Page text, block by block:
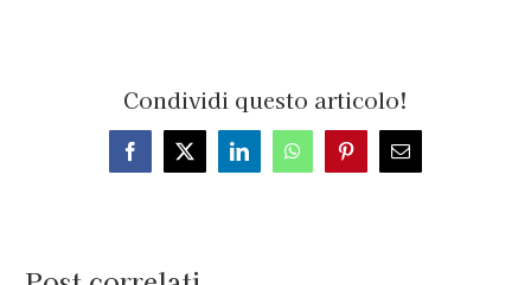
Condividi questo articolo!
Facebook
X LinkedInWhatsAppPinterestEmail